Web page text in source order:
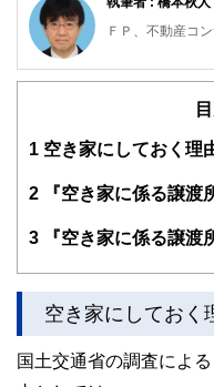
ＦＰ、不動産コ
早稲田大学商学
講師、執筆等を
師、ＮＰＯ法人
1 空き家にしておく理
2 『空き家に係る譲渡
3 『空き家に係る譲渡
空き家にしておく
国土交通省の調査によ